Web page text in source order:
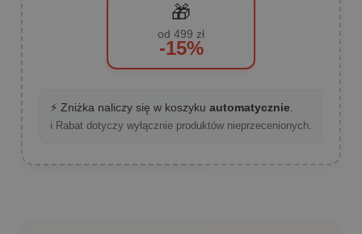
🎁
od 499 zł
-15%
⚡ Zniżka naliczy się w koszyku automatycznie
ℹ️ Rabat dotyczy wyłącznie produktów nieprzecenionych.